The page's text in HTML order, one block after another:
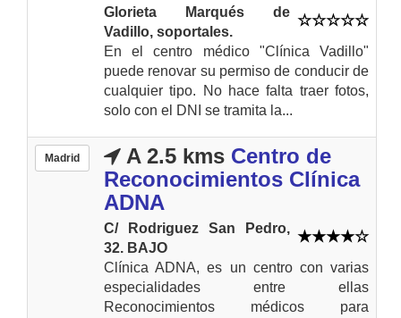
Glorieta Marqués de
Vadillo, soportales.
En el centro médico "Clínica Vadillo"
puede renovar su permiso de conducir de
cualquier tipo. No hace falta traer fotos,
solo con el DNI se tramita la...
Madrid A 2.5 kms Centro de
Reconocimientos Clínica
ADNA
C/ Rodriguez San Pedro,
32. BAJO
Clínica ADNA, es un centro con varias
especialidades entre ellas
Reconocimientos médicos para